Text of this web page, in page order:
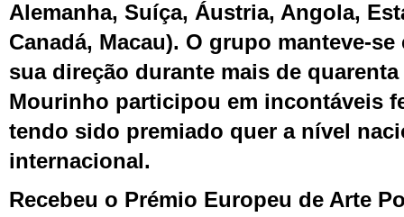
Alemanha, Suíça, Áustria, Angola,
Canadá, Macau). O grupo manteve-
sua direção durante mais de
Mourinho participou em incontáveis
tendo sido premiado quer a nível
internacional.
Recebeu o Prémio Europeu de Arte